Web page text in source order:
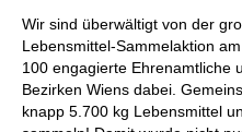
Wir sind überwältigt von der
Lebensmittel-Sammelaktion
100 engagierte Ehrenamtliche
Bezirken Wiens dabei.
knapp 5.700 kg Lebensmittel